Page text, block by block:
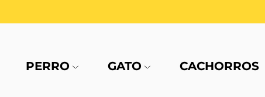
PERRO GATO CACHORROS